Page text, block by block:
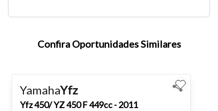
atalhos Ctrl+ (para aumentar) e Ctrl- (para diminuir) no seu
Confira Oportunidades Similares
YamahaYfz
Yfz450/ YZ 450 F 449cc - 2011